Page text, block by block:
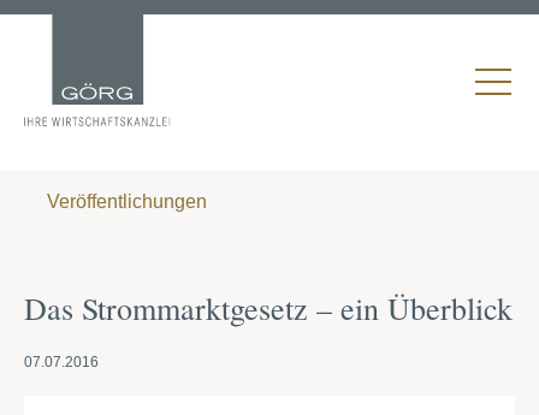
Veröffentlichungen
Das Strommarktgesetz – ein Überblick
07.07.2016